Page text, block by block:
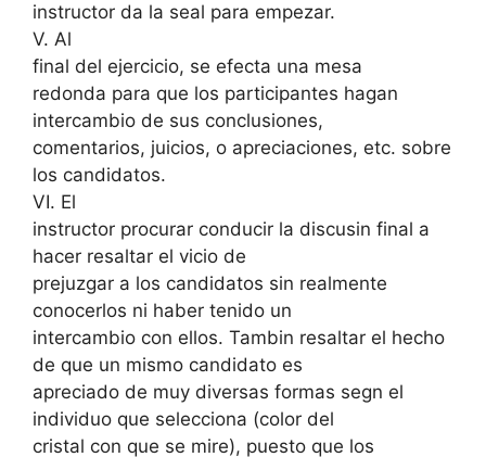
instructor da la seal para empezar.
V. Al
final del ejercicio, se efecta una mesa
redonda para que los participantes hagan
intercambio de sus conclusiones,
comentarios, juicios, o apreciaciones, etc. sobre
los candidatos.
VI. El
instructor procurar conducir la discusin final a
hacer resaltar el vicio de
prejuzgar a los candidatos sin realmente
conocerlos ni haber tenido un
intercambio con ellos. Tambin resaltar el hecho
de que un mismo candidato es
apreciado de muy diversas formas segn el
individuo que selecciona (color del
cristal con que se mire), puesto que los